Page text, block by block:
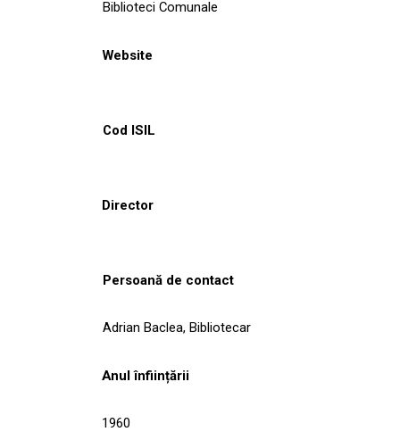
Biblioteci Comunale
Website
Cod ISIL
Director
Persoană de contact
Adrian Baclea, Bibliotecar
Anul înființării
1960